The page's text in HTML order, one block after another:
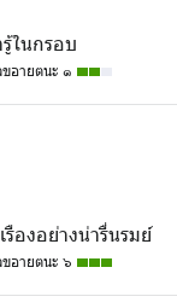
ในกรอบ
ขอายตนะ ๑
องอย่างน่ารื่นรมย์
ขอายตนะ ๖